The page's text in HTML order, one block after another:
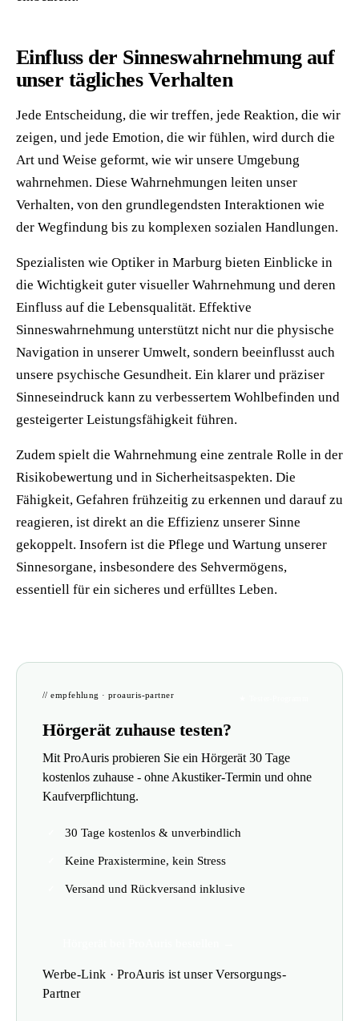
Einfluss der Sinneswahrnehmung auf
unser tägliches Verhalten
Jede Entscheidung, die wir treffen, jede Reaktion, die wir
zeigen, und jede Emotion, die wir fühlen, wird durch die
Art und Weise geformt, wie wir unsere Umgebung
wahrnehmen. Diese Wahrnehmungen leiten unser
Verhalten, von den grundlegendsten Interaktionen wie
der Wegfindung bis zu komplexen sozialen Handlungen.
Spezialisten wie Optiker in Marburg bieten Einblicke in
die Wichtigkeit guter visueller Wahrnehmung und deren
Einfluss auf die Lebensqualität. Effektive
Sinneswahrnehmung unterstützt nicht nur die physische
Navigation in unserer Umwelt, sondern beeinflusst auch
unsere psychische Gesundheit. Ein klarer und präziser
Sinneseindruck kann zu verbessertem Wohlbefinden und
gesteigerter Leistungsfähigkeit führen.
Zudem spielt die Wahrnehmung eine zentrale Rolle in der
Risikobewertung und in Sicherheitsaspekten. Die
Fähigkeit, Gefahren frühzeitig zu erkennen und darauf zu
reagieren, ist direkt an die Effizienz unserer Sinne
gekoppelt. Insofern ist die Pflege und Wartung unserer
Sinnesorgane, insbesondere des Sehvermögens,
essentiell für ein sicheres und erfülltes Leben.
// empfehlung · proauris-partner
Hörgerät zuhause testen?
Mit ProAuris probieren Sie ein Hörgerät 30 Tage
kostenlos zuhause - ohne Akustiker-Termin und ohne
Kaufverpflichtung.
30 Tage kostenlos & unverbindlich
Keine Praxistermine, kein Stress
Versand und Rückversand inklusive
Werbe-Link · ProAuris ist unser Versorgungs-
Partner